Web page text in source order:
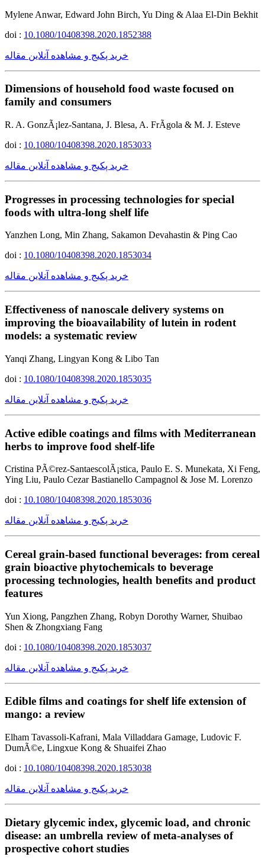
Mylene Anwar, Edward John Birch, Yu Ding & Alaa El-Din Bekhit
doi : 10.1080/10408398.2020.1852388
خرید پکیج و مشاهده آنلاین مقاله
Dimensions of household food waste focused on
family and consumers
R. A. GonzÃ¡lez-Santana, J. Blesa, A. FrÃ­gola & M. J. Esteve
doi : 10.1080/10408398.2020.1853033
خرید پکیج و مشاهده آنلاین مقاله
Progresses in processing technologies for special
foods with ultra-long shelf life
Yanzhen Long, Min Zhang, Sakamon Devahastin & Ping Cao
doi : 10.1080/10408398.2020.1853034
خرید پکیج و مشاهده آنلاین مقاله
Effectiveness of nanoscale delivery systems on
improving the bioavailability of lutein in rodent
models: a systematic review
Yanqi Zhang, Lingyan Kong & Libo Tan
doi : 10.1080/10408398.2020.1853035
خرید پکیج و مشاهده آنلاین مقاله
Active edible coatings and films with Mediterranean
herbs to improve food shelf-life
Cristina PÃ©rez-SantaescolÃ¡stica, Paulo E. S. Munekata, Xi Feng,
Ying Liu, Paulo Cezar Bastianello Campagnol & Jose M. Lorenzo
doi : 10.1080/10408398.2020.1853036
خرید پکیج و مشاهده آنلاین مقاله
Cereal grain-based functional beverages: from cereal
grain bioactive phytochemicals to beverage
processing technologies, health benefits and product
features
Yun Xiong, Pangzhen Zhang, Robyn Dorothy Warner, Shuibao
Shen & Zhongxiang Fang
doi : 10.1080/10408398.2020.1853037
خرید پکیج و مشاهده آنلاین مقاله
Edible films and coatings for shelf life extension of
mango: a review
Elham Tavassoli-Kafrani, Mala Villaddara Gamage, Ludovic F.
DumÃ©e, Lingxue Kong & Shuaifei Zhao
doi : 10.1080/10408398.2020.1853038
خرید پکیج و مشاهده آنلاین مقاله
Dietary glycemic index, glycemic load, and chronic
disease: an umbrella review of meta-analyses of
prospective cohort studies